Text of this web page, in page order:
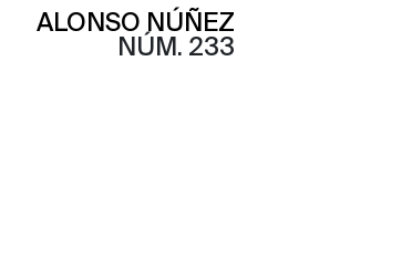
ALONSO NÚÑEZ
NÚM. 233